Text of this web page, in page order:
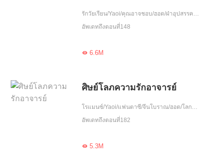
รักวัยเรียน/Yaoi/คุณอาจชอบ/ฮอต/ฝ่าอุปสรรค/วัยรุ่น/อุ่นใจ/รักเดียวใจเดียว/โชคชะตา/สดใส/จบ
อัพเดทถึงตอนที่148
6.6M
ศิษย์โลภความรักอาจารย์
โรแมนซ์/Yaoi/แฟนตาซี/จีนโบราณ/ฮอต/โลกลึกลับ/รักเศร้า/ความรัก/ล่าปีศาจ/ปกป้อง/รักเดียวใจเดียว/เอาแต่ใจ
อัพเดทถึงตอนที่182
5.3M